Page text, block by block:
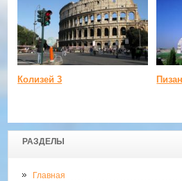
РАЗДЕЛЫ
Главная
Колизей 3